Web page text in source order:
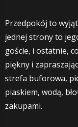
Przedpokój to
jednej strony to
goście, i ostatnie,
piękny i
strefa buforowa,
piaskiem, wodą,
zakupami.